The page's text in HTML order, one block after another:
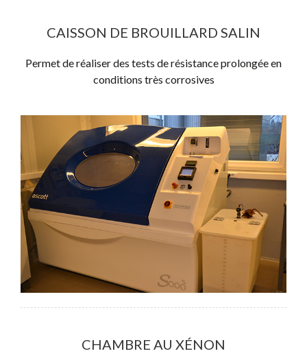
CAISSON DE BROUILLARD SALIN
Permet de réaliser des tests de résistance prolongée en
conditions très corrosives
CHAMBRE AU XÉNON